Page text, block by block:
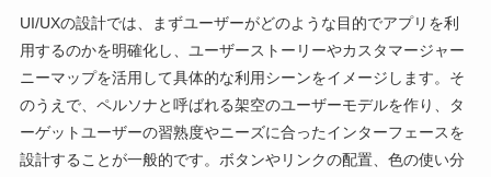
UI/UXの設計では、まずユーザーがどのような目的でアプリを利
用するのかを明確化し、ユーザーストーリーやカスタマージャー
ニーマップを活用して具体的な利用シーンをイメージします。そ
のうえで、ペルソナと呼ばれる架空のユーザーモデルを作り、タ
ーゲットユーザーの習熟度やニーズに合ったインターフェースを
設計することが一般的です。ボタンやリンクの配置、色の使い分